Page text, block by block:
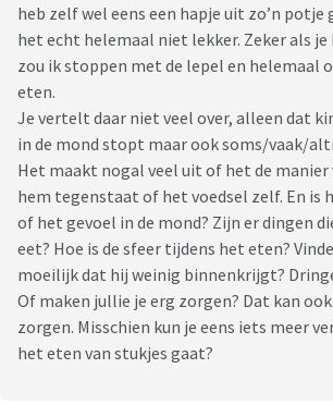
heb zelf wel eens een hapje uit zo’n potje
het echt helemaal niet lekker. Zeker als
zou ik stoppen met de lepel en helemaal
eten.
Je vertelt daar niet veel over, alleen dat
in de mond stopt maar ook soms/vaak/
Het maakt nogal veel uit of het de manier
hem tegenstaat of het voedsel zelf. En is
of het gevoel in de mond? Zijn er dingen
eet? Hoe is de sfeer tijdens het eten?
moeilijk dat hij weinig binnenkrijgt?
Of maken jullie je erg zorgen? Dat kan
zorgen. Misschien kun je eens iets meer
het eten van stukjes gaat?